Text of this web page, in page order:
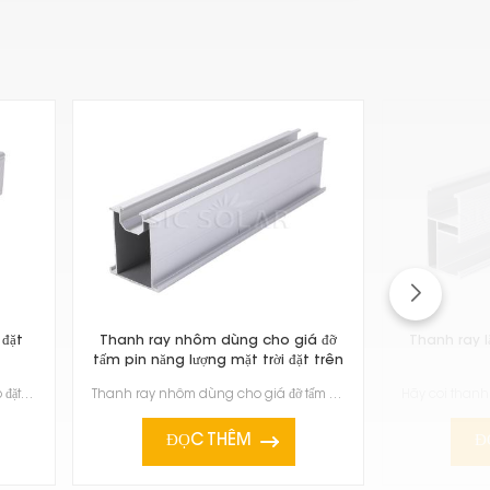
Thanh ray nhôm 40x40 dùng để lắp đặt tấm pin mặt trời rất chắc chắn, nhẹ và bền lâu. Bạn có thể sử d...
Thanh ray nhôm dùng cho giá đỡ
tấm pin năng lượng mặt trời đặt trên
Thanh ray nhôm dùng cho giá đỡ tấm pin mặt trời đặt trên mặt đất là một bộ phận chắc chắn, nhẹ và đá...
ĐỌC THÊM